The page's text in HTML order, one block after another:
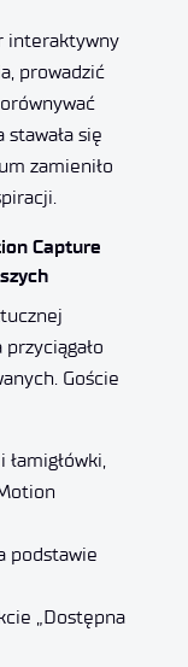
interaktywny
prowadzić
się
zamieniło
Capture
Goście
podstawie
„Dostępna